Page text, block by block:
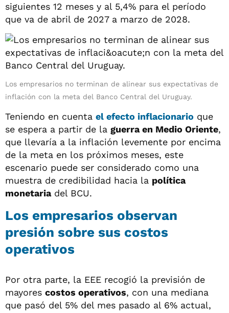
siguientes 12 meses y al 5,4% para el período
que va de abril de 2027 a marzo de 2028.
Los empresarios no terminan de alinear sus expectativas de
inflación con la meta del Banco Central del Uruguay.
Teniendo en cuenta el efecto inflacionario que
se espera a partir de la guerra en Medio Oriente,
que llevaría a la inflación levemente por encima
de la meta en los próximos meses, este
escenario puede ser considerado como una
muestra de credibilidad hacia la política
monetariadel BCU.
Los empresarios observan
presión sobre sus costos
operativos
Por otra parte, la EEE recogió la previsión de
mayores costos operativos, con una mediana
que pasó del 5% del mes pasado al 6% actual,